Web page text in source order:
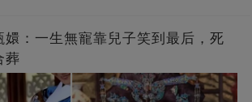
嬛：一生無寵靠兒子笑到最后，死
葬